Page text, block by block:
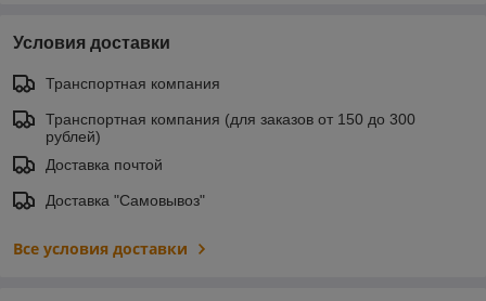
Условия доставки
Транспортная компания
Транспортная компания (для заказов от 150 до 300
рублей)
Доставка почтой
Доставка "Самовывоз"
Все условия доставки